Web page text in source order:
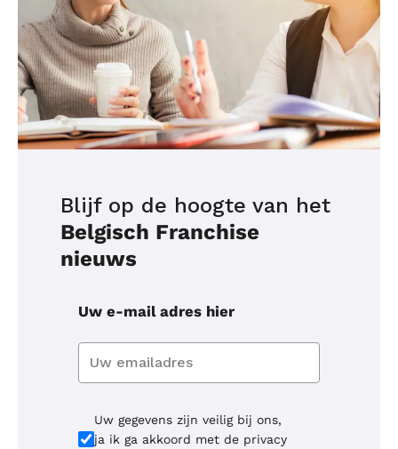
Blijf op de hoogte van het
Belgisch Franchise
nieuws
Uw e-mail adres hier
Uw gegevens zijn veilig bij ons,
ja ik ga akkoord met de privacy